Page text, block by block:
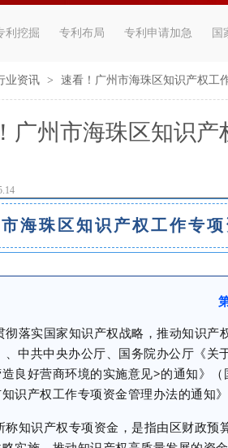
利挖掘 专利布局 专利申请加急 国
业资讯 > 速看！广州市海珠区知识产权工
广州市海珠区知识产
海珠区知识产权工作专
实国家知识产权战略，推动知识产
、中共中央办公厅、国务院办公厅《
造良好营商环境的实施意见>的通知》
识产权工作专项资金管理办法的通知
识产权专项资金，是指由区财政预